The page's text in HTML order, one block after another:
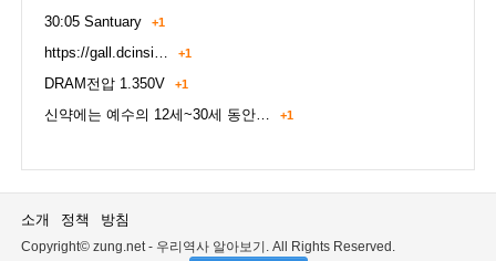
30:05 Santuary +1
https://gall.dcinsi… +1
DRAM전압 1.350V +1
신약에는 예수의 12세~30세 동안… +1
소개 정책 방침
Copyright© zung.net - 우리역사 알아보기. All Rights Reserved.